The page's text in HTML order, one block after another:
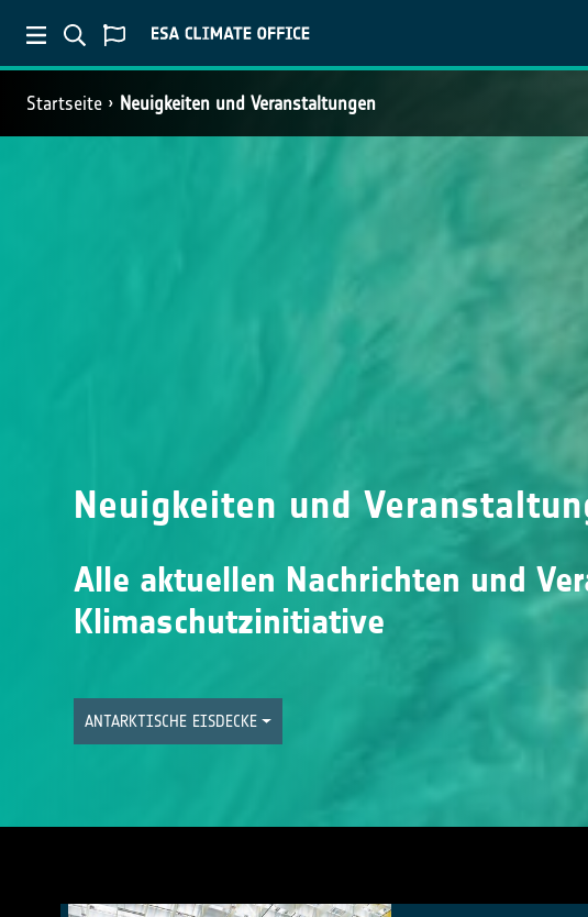
Startseite Neuigkeiten und Veranstaltungen
Neuigkeiten und
Alle aktuellen Nachrichten und
Klimaschutzinitiative
ANTARKTISCHE EISDECKE